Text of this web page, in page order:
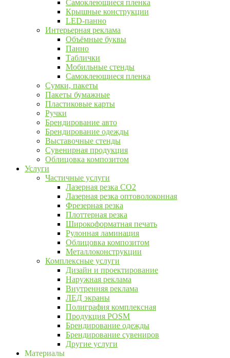
Самоклеющиеся пленка
Крышные конструкции
LED-панно
Интерьерная реклама
Объёмные буквы
Панно
Таблички
Мобильные стенды
Самоклеющиеся пленка
Сумки, пакеты
Пакеты бумажные
Пластиковые карты
Ручки
Брендирование авто
Брендирование одежды
Выставочные стенды
Сувенирная продукция
Облицовка композитом
Услуги
Частичные услуги
Лазерная резка CO2
Лазерная резка оптоволоконная
Фрезерная резка
Плоттерная резка
Широкоформатная печать
Рулонная ламинация
Облицовка композитом
Металлоконструкции
Комплексные услуги
Дизайн и проектирование
Наружная реклама
Внутренняя реклама
ЛЕД экраны
Полиграфия комплексная
Продукция POSM
Брендирование одежды
Брендирование сувениров
Другие услуги
Материалы